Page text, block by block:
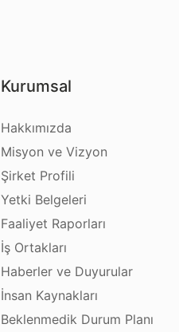
Kurumsal
Hakkımızda
Misyon ve Vizyon
Şirket Profili
Yetki Belgeleri
Faaliyet Raporları
İş Ortakları
Haberler ve Duyurular
İnsan Kaynakları
Beklenmedik Durum Planı